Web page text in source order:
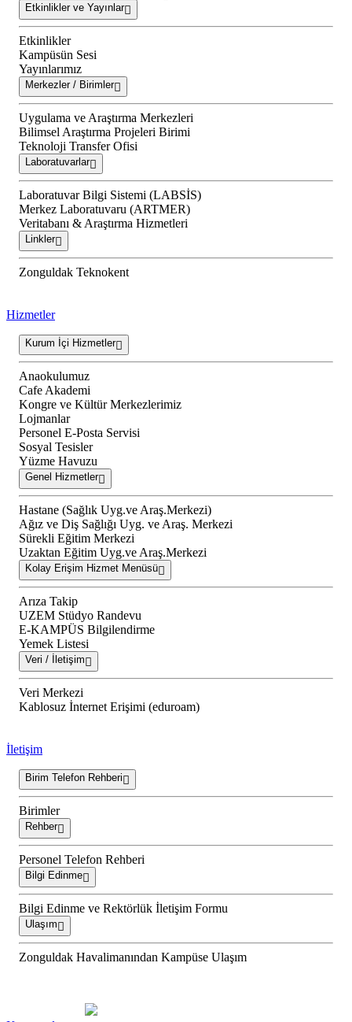
Etkinlikler ve Yayınlar
Etkinlikler
Kampüsün Sesi
Yayınlarımız
Merkezler / Birimler
Uygulama ve Araştırma Merkezleri
Bilimsel Araştırma Projeleri Birimi
Teknoloji Transfer Ofisi
Laboratuvarlar
Laboratuvar Bilgi Sistemi (LABSİS)
Merkez Laboratuvaru (ARTMER)
Veritabanı & Araştırma Hizmetleri
Linkler
Zonguldak Teknokent
Hizmetler
Kurum İçi Hizmetler
Anaokulumuz
Cafe Akademi
Kongre ve Kültür Merkezlerimiz
Lojmanlar
Personel E-Posta Servisi
Sosyal Tesisler
Yüzme Havuzu
Genel Hizmetler
Hastane (Sağlık Uyg.ve Araş.Merkezi)
Ağız ve Diş Sağlığı Uyg. ve Araş. Merkezi
Sürekli Eğitim Merkezi
Uzaktan Eğitim Uyg.ve Araş.Merkezi
Kolay Erişim Hizmet Menüsü
Arıza Takip
UZEM Stüdyo Randevu
E-KAMPÜS Bilgilendirme
Yemek Listesi
Veri / İletişim
Veri Merkezi
Kablosuz İnternet Erişimi (eduroam)
İletişim
Birim Telefon Rehberi
Birimler
Rehber
Personel Telefon Rehberi
Bilgi Edinme
Bilgi Edinme ve Rektörlük İletişim Formu
Ulaşım
Zonguldak Havalimanından Kampüse Ulaşım